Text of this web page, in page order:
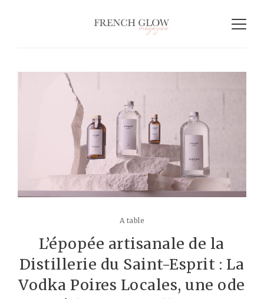
A table
L’épopée artisanale de la
Distillerie du Saint-Esprit : La
Vodka Poires Locales, une ode